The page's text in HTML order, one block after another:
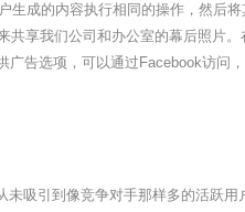
生成的内容执行相同的操作，然后
享我们公司和办公室的幕后照片
告选项，可以通过Facebook访问
未吸引到像竞争对手那样多的活跃用